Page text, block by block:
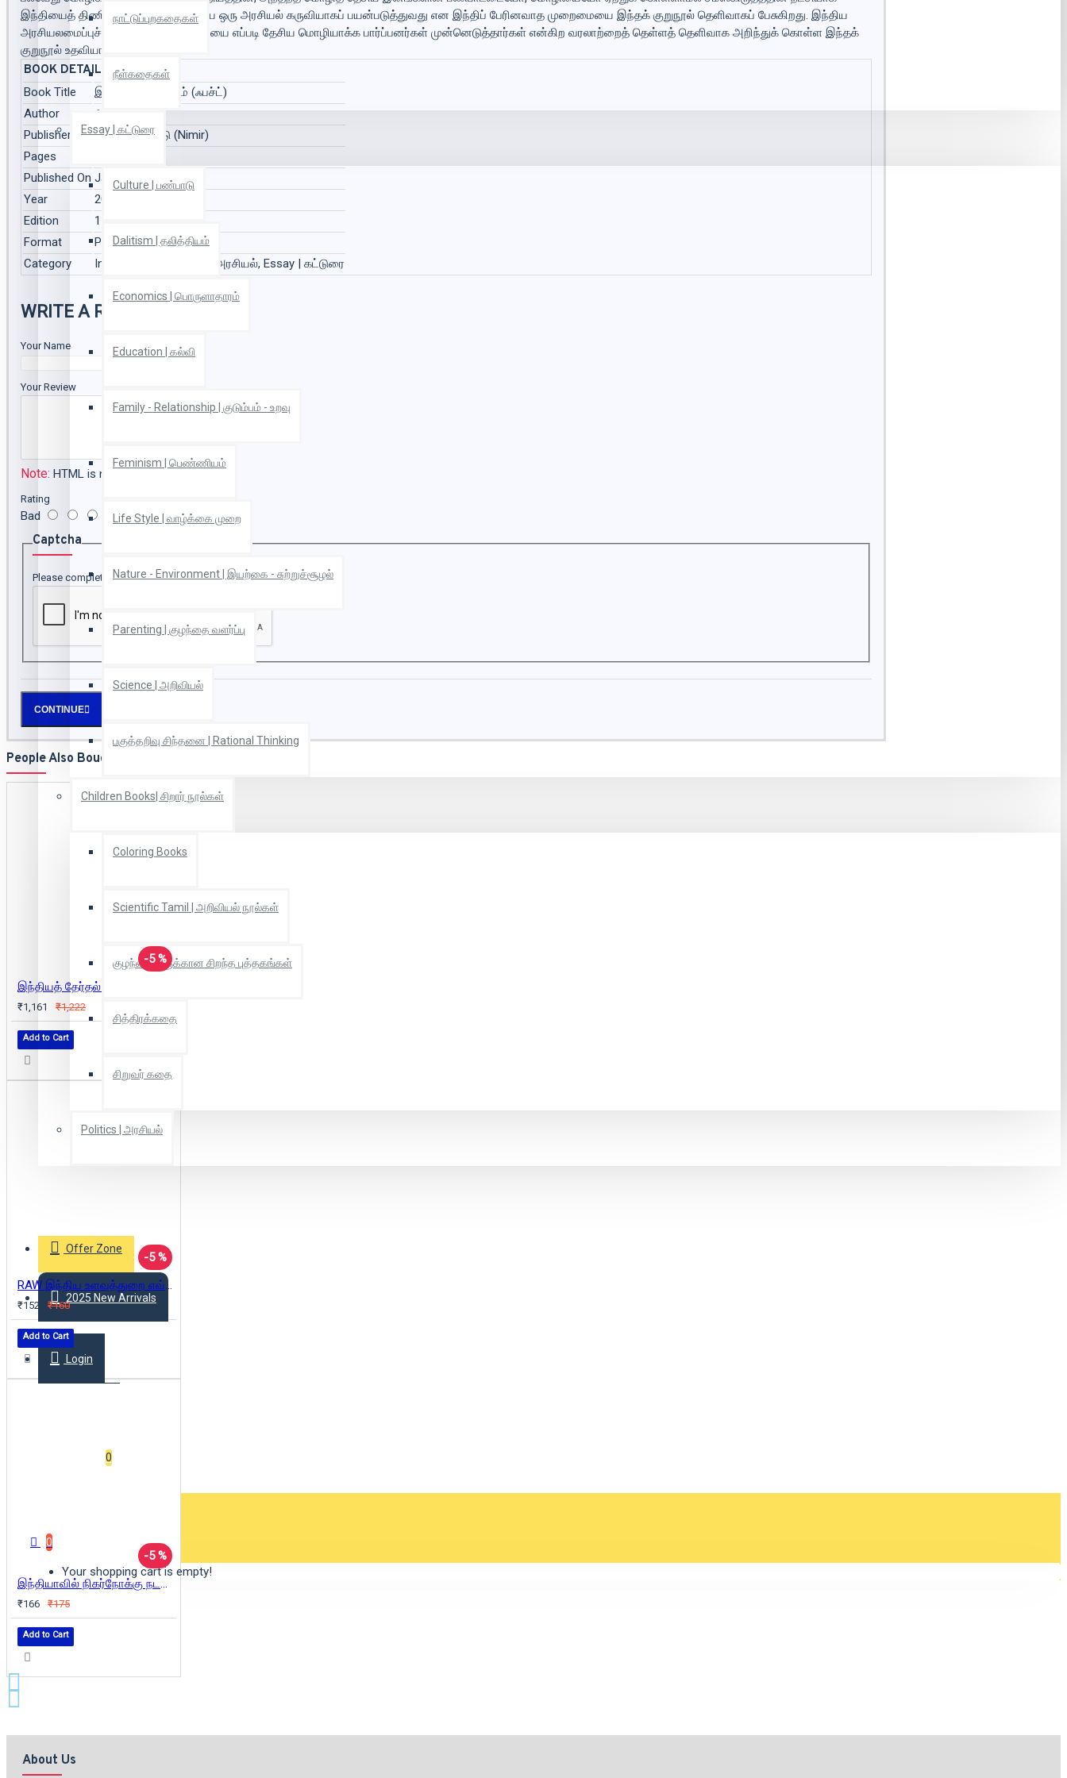
நாட்டுப்புறகதைகள்
நீள்கதைகள்
Essay | கட்டுரை
Culture | பண்பாடு
Dalitism | தலித்தியம்
Economics | பொருளாதாரம்
Education | கல்வி
Family - Relationship | குடும்பம் - உறவு
Feminism | பெண்ணியம்
Life Style | வாழ்க்கை முறை
Nature - Environment | இயற்கை - சுற்றுச்சூழல்
Parenting | குழந்தை வளர்ப்பு
Science | அறிவியல்
பகுத்தறிவு சிந்தனை | Rational Thinking
Children Books| சிறார் நூல்கள்
Coloring Books
Scientific Tamil | அறிவியல் நூல்கள்
குழந்தைகளுக்கான சிறந்த புத்தகங்கள்
சித்திரக்கதை
சிறுவர் கதை
Politics | அரசியல்
Offer Zone
2025 New Arrivals
Login
0
0
Your shopping cart is empty!
இந்தியைத் திணிப்பது. இந்தி மொழியை ஒரு அரசியல் கருவியாகப் பயன்படுத்துவது என இந்திப் பேரினவாத முறைமையை இந்தக் குறுநூல் தெளிவாகப் பேசுகிறது. இந்திய
அரசியலமைப்புச் சட்டம் வழியாக இந்தியை எப்படி தேசிய மொழியாக்க பார்ப்பனர்கள் முன்னெடுத்தார்கள் என்கிற வரலாற்றைத் தெள்ளத் தெளிவாக அறிந்துக் கொள்ள இந்தக்
குறுநூல் உதவியாக இருக்கும்,
BOOK DETAILS
Book Title
இந்தி பேரினவாதம் (ஃபச்ட்)
Author
அரண் (Aran)
Publisher
நிமிர் வெளியீடு (Nimir)
Pages
Published On Jan 2019
Year
2019
Edition
1
Format
Paper Back
Category
Indian politics | இந்திய அரசியல், Essay | கட்டுரை
WRITE A REVIEW
Your Name
Your Review
Note: HTML is not translated!
Rating
Bad Good
Captcha
Please complete the captcha validation below
CONTINUE
People Also Bought
-5 %
இந்தியத் தேர்தல் வரலாறு
₹1,161 ₹1,222
Add to Cart
-5 %
RAW இந்திய உளவுத்துறை எவ்வாறு இயங்குகிறது?
₹152 ₹160
Add to Cart
-5 %
இந்தியாவில் நிகர்நோக்கு நடவடிக்கைகள்
₹166 ₹175
Add to Cart
About Us